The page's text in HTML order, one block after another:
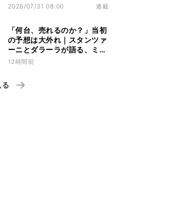
2026/07/31 08:00 連載
「何台、売れるのか？」当初
の予想は大外れ｜スタンツァ
ーニとダラーラが語る、ミウ
ラ誕生のとき【後編】
12時間前